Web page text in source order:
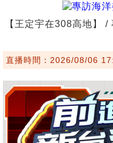
【王定宇在308高地】
直播時間：2026/08/06